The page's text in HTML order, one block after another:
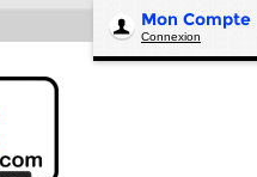
Mon Compte
Connexion